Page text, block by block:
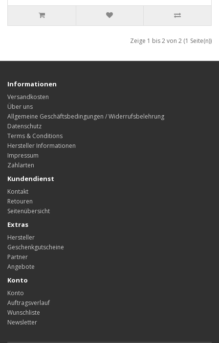
Zeige 1 bis 2 von 2 (1 Seite(n))
Informationen
Versandkosten
Über uns
Allgemeine Geschäftsbedingungen / Widerrufsbelehrung
Datenschutz
Terms & Conditions
Hersteller Informationen
Impressum
Zahlarten
Kundendienst
Kontakt
Retouren
Seitenübersicht
Extras
Hersteller
Geschenkgutscheine
Partner
Angebote
Konto
Konto
Auftragsverlauf
Wunschliste
Newsletter